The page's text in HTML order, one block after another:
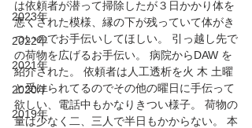
2023年
2022年
2021年
2020年
2019年
は依頼者が潜って掃除したが３日かかり体を
悪くされた模様、縁の下が残っていて体がき
ついのでお手伝いしてほしい。 引っ越し先で
の荷物を広げるお手伝い。 病院からDAW を
紹介された。 依頼者は人工透析を火 木 土曜
と受けられてるのでその他の曜日に手伝って
欲しい、電話中もかなりきつい様子。 荷物の
量は少なく二、三人で半日もかからない。 本